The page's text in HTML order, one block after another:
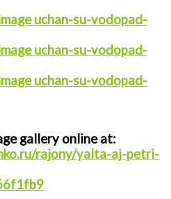
gallery online at:
rajony/yalta-aj-petri-